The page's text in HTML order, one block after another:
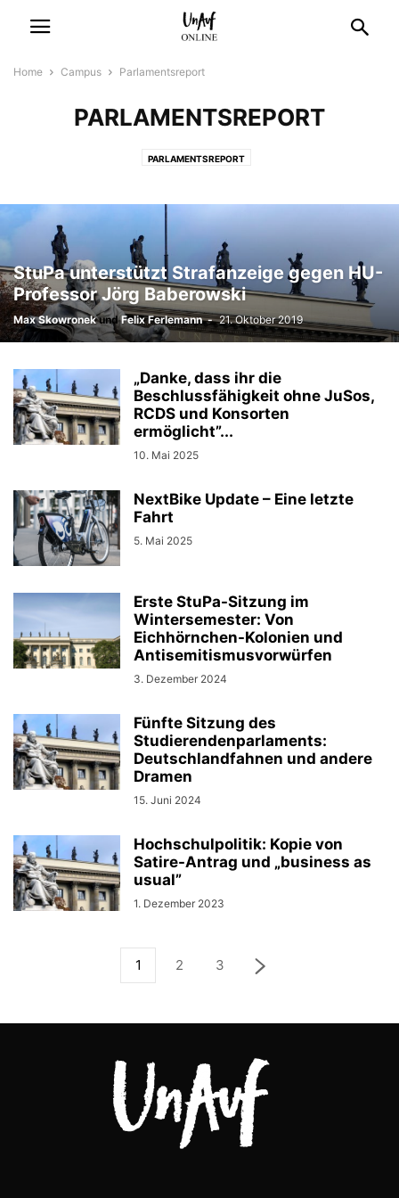
Home Campus Parlamentsreport
PARLAMENTSREPORT
PARLAMENTSREPORT
StuPa unterstützt Strafanzeige gegen HU-
Professor Jörg Baberowski
Max SkowronekundFelix Ferlemann - 21. Oktober 2019
„Danke, dass ihr die
Beschlussfähigkeit ohne JuSos,
RCDS und Konsorten
ermöglicht”...
10. Mai 2025
NextBike Update – Eine letzte
Fahrt
5. Mai 2025
Erste StuPa-Sitzung im
Wintersemester: Von
Eichhörnchen-Kolonien und
Antisemitismusvorwürfen
3. Dezember 2024
Fünfte Sitzung des
Studierendenparlaments:
Deutschlandfahnen und andere
Dramen
15. Juni 2024
Hochschulpolitik: Kopie von
Satire-Antrag und „business as
usual”
1. Dezember 2023
1 2 3